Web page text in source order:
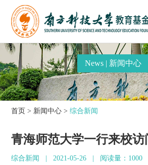
News | 新闻中心
首页 > 新闻中心 >综合新闻
青海师范大学一行来校访
综合新闻 | 2021-05-26 阅读量：1000